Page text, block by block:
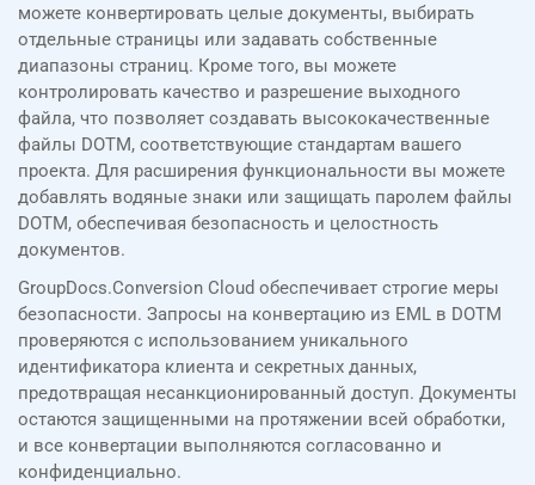
можете конвертировать целые документы, выбирать
отдельные страницы или задавать собственные
диапазоны страниц. Кроме того, вы можете
контролировать качество и разрешение выходного
файла, что позволяет создавать высококачественные
файлы DOTM, соответствующие стандартам вашего
проекта. Для расширения функциональности вы можете
добавлять водяные знаки или защищать паролем файлы
DOTM, обеспечивая безопасность и целостность
документов.
GroupDocs.Conversion Cloud обеспечивает строгие меры
безопасности. Запросы на конвертацию из EML в DOTM
проверяются с использованием уникального
идентификатора клиента и секретных данных,
предотвращая несанкционированный доступ. Документы
остаются защищенными на протяжении всей обработки,
и все конвертации выполняются согласованно и
конфиденциально.